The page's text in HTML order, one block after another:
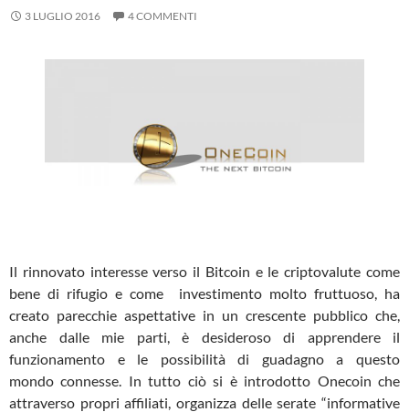
3 LUGLIO 2016 4 COMMENTI
Il rinnovato interesse verso il Bitcoin e le criptovalute come
bene di rifugio e come investimento molto fruttuoso, ha
creato parecchie aspettative in un crescente pubblico che,
anche dalle mie parti, è desideroso di apprendere il
funzionamento e le possibilità di guadagno a questo
mondo connesse. In tutto ciò si è introdotto Onecoin che
attraverso propri affiliati, organizza delle serate “informative